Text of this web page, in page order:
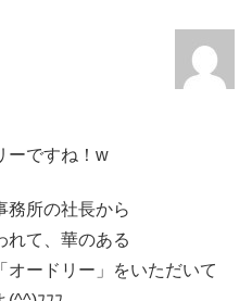
ーですね！w
務所の社長から
れて、華のある
オードリー」をいただいて